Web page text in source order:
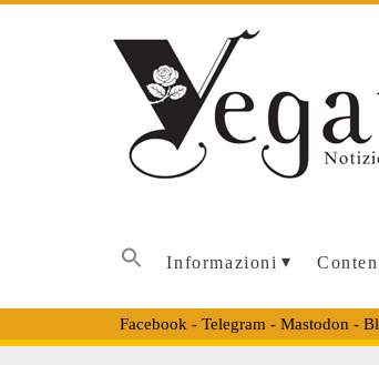
Informazioni
Facebook - Telegram - Mastodon -